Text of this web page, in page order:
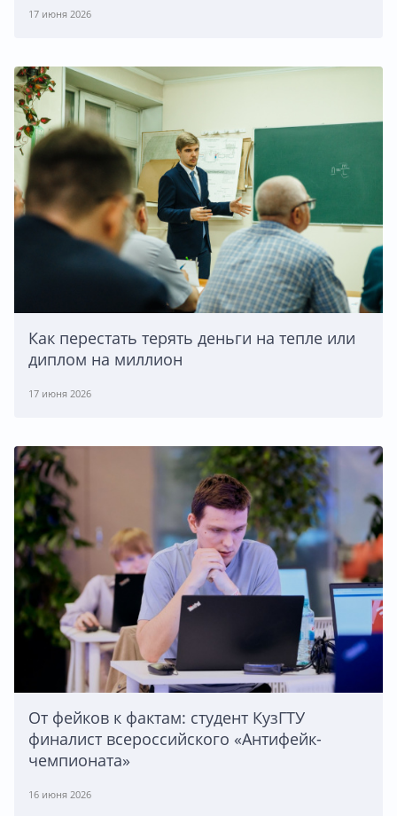
17 июня 2026
Как перестать терять деньги на тепле или
диплом на миллион
17 июня 2026
От фейков к фактам: студент КузГТУ
финалист всероссийского «Антифейк-
чемпионата»
16 июня 2026